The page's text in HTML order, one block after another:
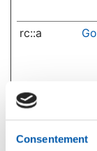
Consentement
rc::a